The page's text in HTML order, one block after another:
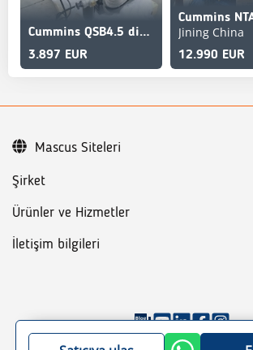
Cummins QSB4.5 diesel engine 170hp new engine
3.897 EUR
Jining China
12.990 EUR
Şirket
Ürünler ve Hizmetler
İletişim bilgileri
Mascus Siteleri